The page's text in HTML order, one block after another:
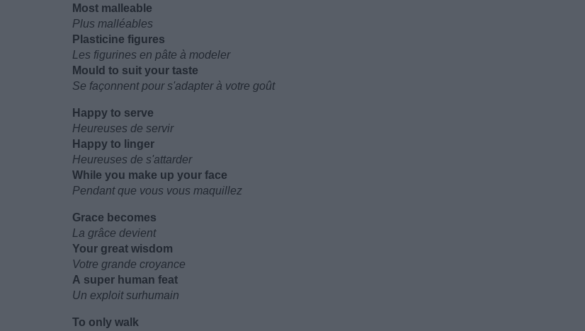
Most malleable
Plus malléables
Plasticine figures
Les figurines en pâte à modeler
Mould to suit your taste
Se façonnent pour s'adapter à votre goût
Happy to serve
Heureuses de servir
Happy to linger
Heureuses de s'attarder
While you make up your face
Pendant que vous vous maquillez
Grace becomes
La grâce devient
Your great wisdom
Votre grande croyance
A super human feat
Un exploit surhumain
To only walk